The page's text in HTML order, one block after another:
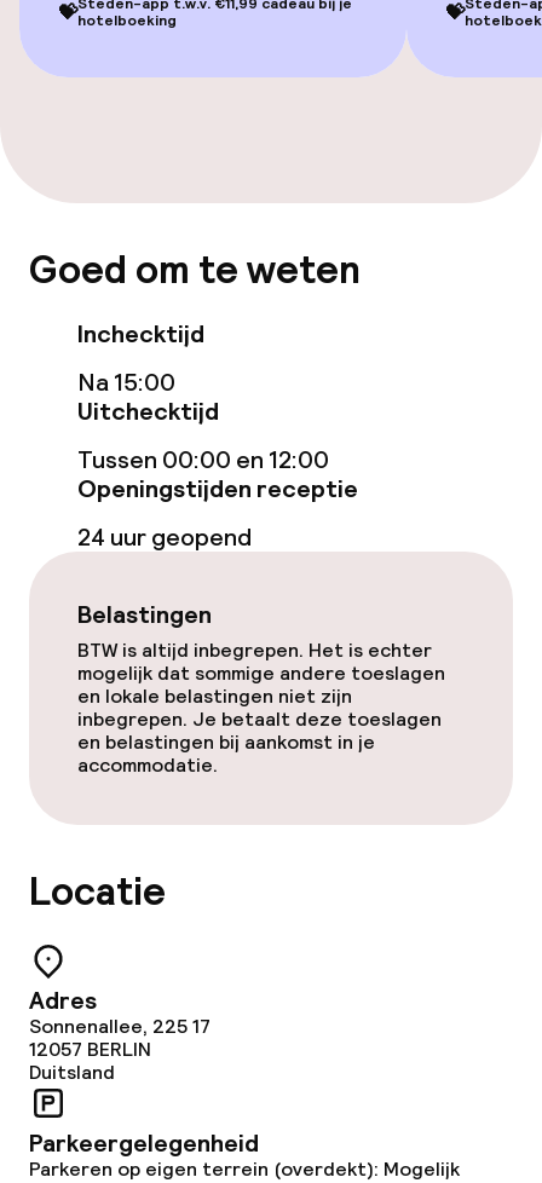
Overal rolstoeltoegankelijk
Voor toegankelijkheid
Zwemmen & wellness
Solarium
Stoombad
Spacentrum
Massage
Fitnessruimte / gym
Entertainment
Eet- en drinkgelegenheden
Restaurant
Bar
💝hotelboeking
💝
Goed om te weten
Inchecktijd
Na 15:00
Uitchecktijd
Tussen 00:00 en 12:00
Openingstijden receptie
24 uur geopend
Belastingen
BTW is altijd inbegrepen. Het is echter
mogelijk dat sommige andere toeslagen
en lokale belastingen niet zijn
inbegrepen. Je betaalt deze toeslagen
en belastingen bij aankomst in je
accommodatie.
Locatie
Adres
Sonnenallee, 225 17
12057 BERLIN
Duitsland
Parkeergelegenheid
Parkeren op eigen terrein (overdekt): Mogelijk